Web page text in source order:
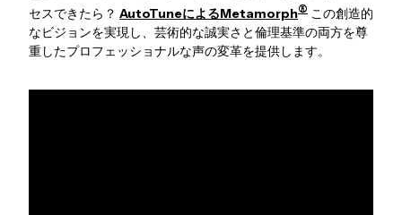
セスできたら？ AutoTuneによるMetamorph® この創造的
なビジョンを実現し、芸術的な誠実さと倫理基準の両方を尊
重したプロフェッショナルな声の変革を提供します。